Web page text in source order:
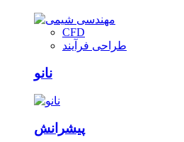
CFD
طراحی فرآیند
نانو
پیشرانش